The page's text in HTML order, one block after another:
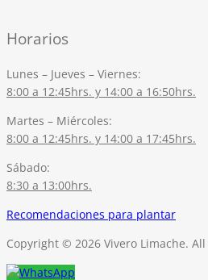
Horarios
Lunes – Jueves – Viernes:
8:00 a 12:45hrs. y 14:00 a 16:50hrs.
Martes – Miércoles:
8:00 a 12:45hrs. y 14:00 a 17:45hrs.
Sábado:
8:30 a 13:00hrs.
Recomendaciones para plantar
Copyright © 2026 Vivero Limache.